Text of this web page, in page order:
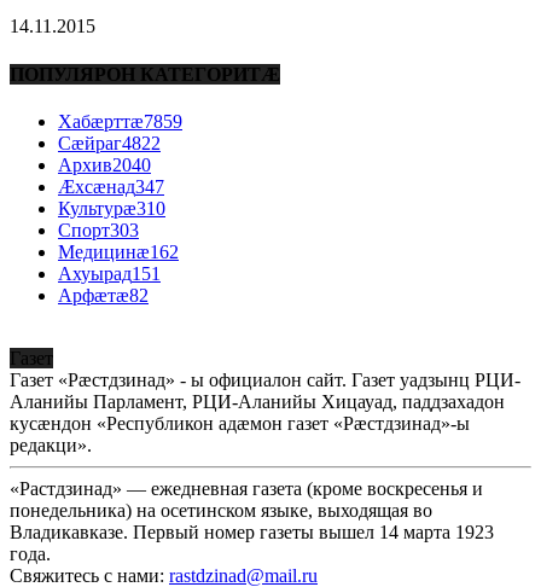
14.11.2015
ПОПУЛЯРОН КАТЕГОРИТÆ
Хабæрттæ7859
Сæйраг4822
Архив2040
Æхсæнад347
Культурæ310
Спорт303
Медицинæ162
Ахуырад151
Арфæтæ82
Газет
Газет «Рæстдзинад» - ы официалон сайт. Газет уадзынц РЦИ-
Аланийы Парламент, РЦИ-Аланийы Хицауад, паддзахадон
кусæндон «Республикон адæмон газет «Рæстдзинад»-ы
редакци».
«Растдзинад» — ежедневная газета (кроме воскресенья и
понедельника) на осетинском языке, выходящая во
Владикавказе. Первый номер газеты вышел 14 марта 1923
года.
Свяжитесь с нами: rastdzinad@mail.ru